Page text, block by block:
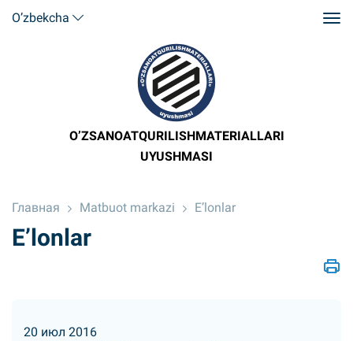
O’zbekcha
O’ZSANOATQURILISHMATERIALLARI
UYUSHMASI
Главная Matbuot markazi E’lonlar
E’lonlar
20 июл 2016